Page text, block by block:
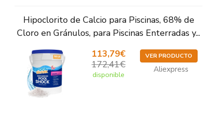
Hipoclorito de Calcio para Piscinas, 68% de
Cloro en Gránulos, para Piscinas Enterradas y...
113,79€
172,41€
disponible
VER PRODUCTO
Aliexpress